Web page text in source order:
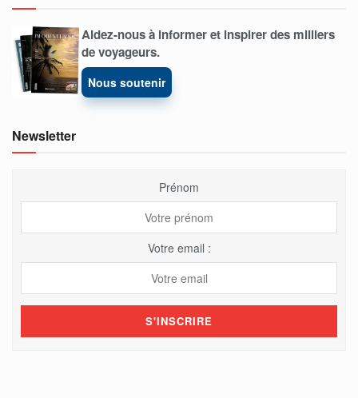
Aidez-nous à informer et inspirer des milliers
de voyageurs.
Nous soutenir
Newsletter
Prénom
Votre email :